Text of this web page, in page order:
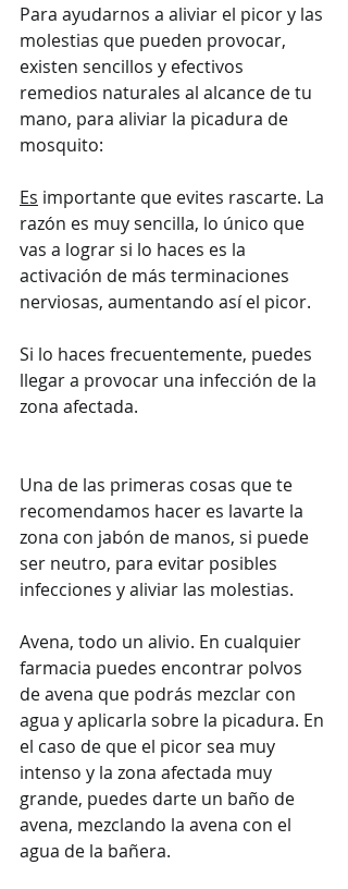
Para ayudarnos a aliviar el picor y las
molestias que pueden provocar,
existen sencillos y efectivos
remedios naturales al alcance de tu
mano, para aliviar la picadura de
mosquito:
Es importante que evites rascarte. La
razón es muy sencilla, lo único que
vas a lograr si lo haces es la
activación de más terminaciones
nerviosas, aumentando así el picor.
Si lo haces frecuentemente, puedes
llegar a provocar una infección de la
zona afectada.
Una de las primeras cosas que te
recomendamos hacer es lavarte la
zona con jabón de manos, si puede
ser neutro, para evitar posibles
infecciones y aliviar las molestias.
Avena, todo un alivio. En cualquier
farmacia puedes encontrar polvos
de avena que podrás mezclar con
agua y aplicarla sobre la picadura. En
el caso de que el picor sea muy
intenso y la zona afectada muy
grande, puedes darte un baño de
avena, mezclando la avena con el
agua de la bañera.